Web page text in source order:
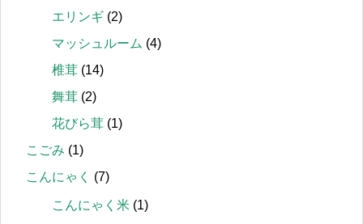
エリンギ (2)
マッシュルーム (4)
椎茸 (14)
舞茸 (2)
花びら茸 (1)
こごみ (1)
こんにゃく
(7)
こんにゃく米 (1)